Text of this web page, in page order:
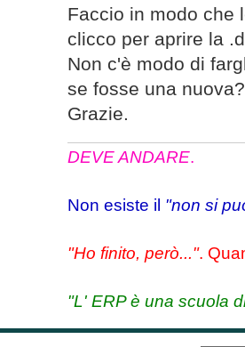
Faccio in modo che
clicco per aprire la
Non c'è modo di
se fosse una nuova?
Grazie.
DEVE ANDARE.
Non esiste il "non si
"Ho finito, però...".
"L' ERP è una scuola